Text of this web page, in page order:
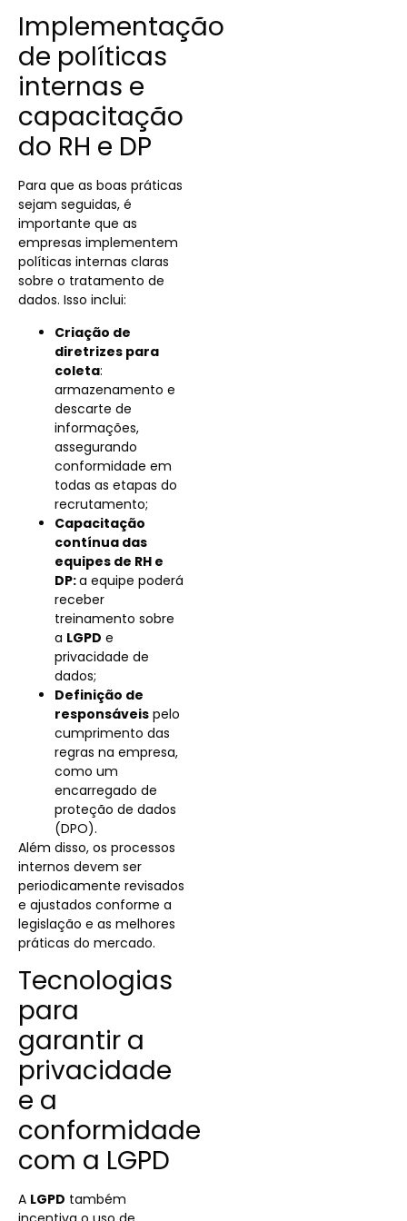
Implementação
de políticas
internas e
capacitação
do RH e DP
Para que as boas práticas
sejam seguidas, é
importante que as
empresas implementem
políticas internas claras
sobre o tratamento de
dados. Isso inclui:
Criação de
diretrizes para
coleta:
armazenamento e
descarte de
informações,
assegurando
conformidade em
todas as etapas do
recrutamento;
Capacitação
contínua das
equipes de RH e
DP:a equipe poderá
receber
treinamento sobre
a LGPD e
privacidade de
dados;
Definição de
responsáveis pelo
cumprimento das
regras na empresa,
como um
encarregado de
proteção de dados
(DPO).
Além disso, os processos
internos devem ser
periodicamente revisados
e ajustados conforme a
legislação e as melhores
práticas do mercado.
Tecnologias
para
garantir a
privacidade
e a
conformidade
com a LGPD
A LGPD também